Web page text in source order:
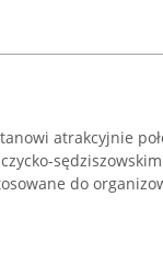
atrakcyjnie
do